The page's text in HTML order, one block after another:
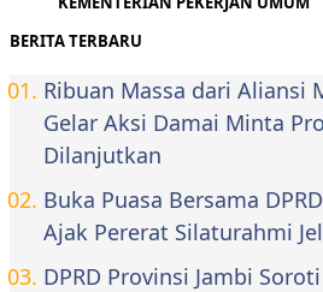
BERITA TERBARU
Ribuan Massa dari Aliansi
Gelar Aksi Damai Minta
Dilanjutkan
Buka Puasa Bersama
Ajak Pererat Silaturahmi
DPRD Provinsi Jambi